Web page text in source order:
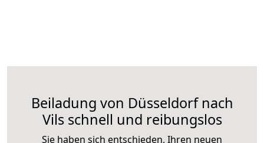
Beiladung von Düsseldorf nach
Vils schnell und reibungslos
Sie haben sich entschieden, Ihren neuen